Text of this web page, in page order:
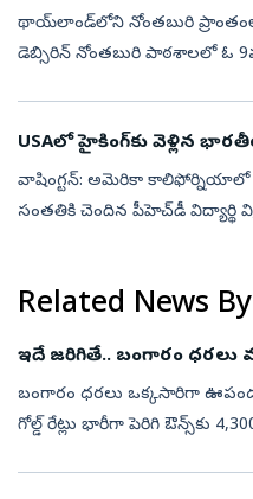
థాయ్‌లాండ్‌లోని నోంతబురి
డెబ్సిరిన్‌ నోంతబురి పాఠశాలలో ఓ
USAలో హైకింగ్‌కు వెళ్లిన
వాషింగ్టన్: అమెరికా కాలిఫోర్నియాలో
సంతతికి చెందిన పీహెచ్‌డీ విద్యార్థి
Related News
ఇదే జరిగితే.. బంగారం ధరలు
బంగారం ధరలు ఒక్కసారిగా
గోల్డ్ రేట్లు భారీగా పెరిగి ఔన్స్‌కు